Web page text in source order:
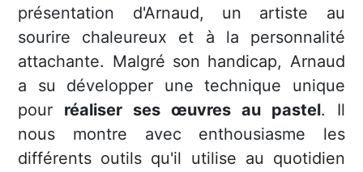
présentation d'Arnaud, un artiste au
sourire chaleureux et à la personnalité
attachante. Malgré son handicap, Arnaud
a su développer une technique unique
pour réaliser ses œuvres au pastel. Il
nous montre avec enthousiasme les
différents outils qu'il utilise au quotidien